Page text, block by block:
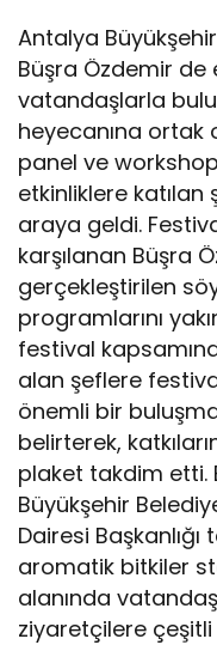
Antalya
Büşra Özdemir de
vatandaşlarla
heyecanına ortak
panel ve
etkinliklere
araya geldi.
karşılanan Büşra
gerçekleştirilen
programlarını
festival
alan şeflere
önemli bir
belirterek,
plaket takdim etti.
Büyükşehir
Dairesi
aromatik bitkiler
alanında
ziyaretçilere